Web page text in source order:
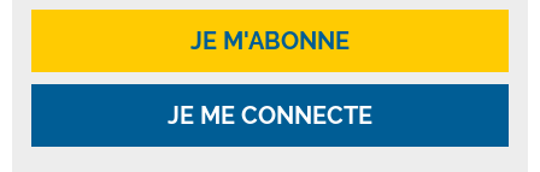
JE M'ABONNE
JE ME CONNECTE